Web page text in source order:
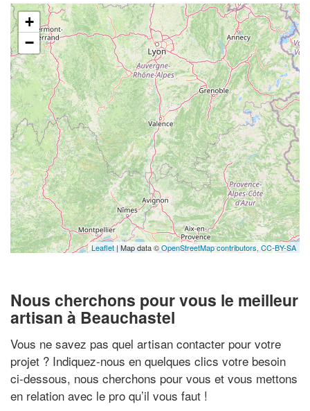
+
−
Leaflet | Map data ©OpenStreetMap contributors,CC-BY-SA
Nous cherchons pour vous le meilleur
artisan à Beauchastel
Vous ne savez pas quel artisan contacter pour votre
projet ? Indiquez-nous en quelques clics votre besoin
ci-dessous, nous cherchons pour vous et vous mettons
en relation avec le pro qu’il vous faut !